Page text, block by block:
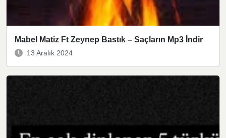
Mabel Matiz Ft Zeynep Bastık – Saçların Mp3 İndir
13 Aralık 2024